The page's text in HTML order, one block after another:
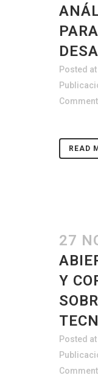
Posted
READ
27
Y
Posted